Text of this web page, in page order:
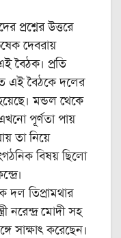
উত্তরে
দেবরায়
বৈঠক। প্রতি
এই বৈঠকে দলের
মন্ডল থেকে
পূর্ণতা পায়
তা নিয়ে
বিষয় ছিলো
তিপ্রামথার
নরেন্দ্র মোদী সহ
সাক্ষাৎ করেছেন।